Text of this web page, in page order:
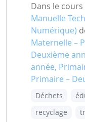
Dans le cours
Manuelle
Numérique)
Maternelle –
Deuxième
année,
Primaire –
Déchets
recyclage